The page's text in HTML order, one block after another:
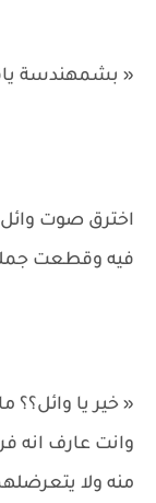
« بشمهندسة
اخترق صوت
فيه وقطعت
« خير يا وائل؟؟
وانت عارف
منه ولا